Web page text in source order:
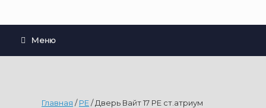
Меню
Главная /PE/ Дверь Вайт 17 PE ст.атриум